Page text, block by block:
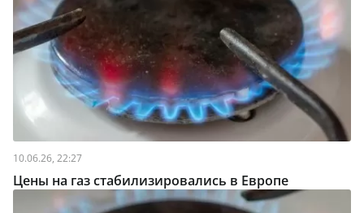
10.06.26, 22:27
Цены на газ стабилизировались в Европе